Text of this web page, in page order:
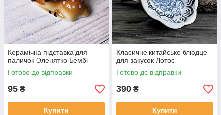
Керамічна підставка для
паличок Оленятко Бембі
Готово до відправки
95 ₴
Купити
Класичне китайське блюдце
для закусок Лотос
Готово до відправки
390 ₴
Купити